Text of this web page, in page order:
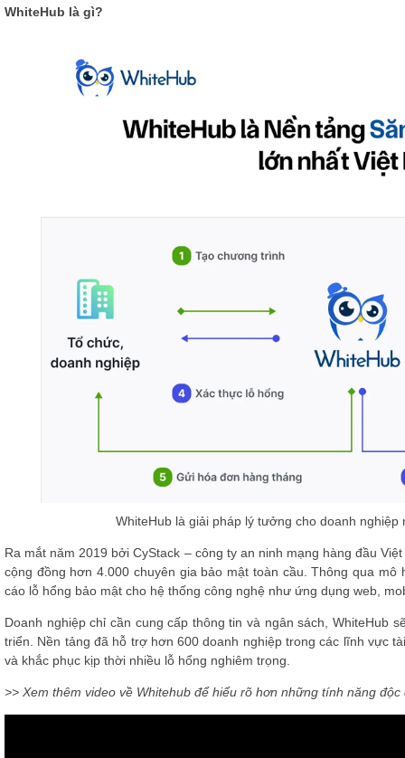
WhiteHub là gì?
WhiteHub là giải pháp lý tưởng cho doanh
Ra mắt năm 2019 bởi CyStack – công ty an ninh mạng hàng đầu
cộng đồng hơn 4.000 chuyên gia bảo mật toàn cầu. Thông qua
cáo lỗ hổng bảo mật cho hệ thống công nghệ như ứng dụng web,
Doanh nghiệp chỉ cần cung cấp thông tin và ngân sách, WhiteHub
triển. Nền tảng đã hỗ trợ hơn 600 doanh nghiệp trong các lĩnh vực
và khắc phục kịp thời nhiều lỗ hổng nghiêm trọng.
>> Xem thêm video về Whitehub để hiểu rõ hơn những tính năng